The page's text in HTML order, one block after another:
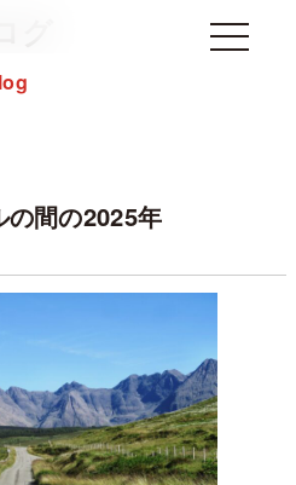
Menu
の間の2025年
Menu